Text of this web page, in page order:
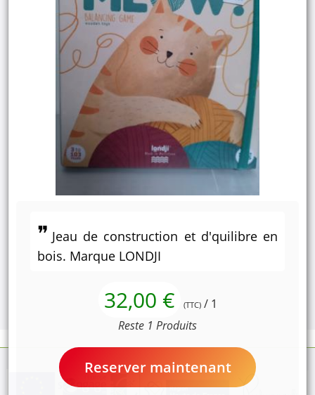
Jeau de construction et d'quilibre en
bois. Marque LONDJI
32,00 € (TTC) / 1
Reste 1 Produits
Reserver maintenant